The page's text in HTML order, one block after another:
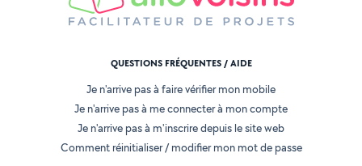
QUESTIONS FRÉQUENTES / AIDE
Je n'arrive pas à faire vérifier mon mobile
Je n'arrive pas à me connecter à mon compte
Je n'arrive pas à m'inscrire depuis le site web
Comment réinitialiser / modifier mon mot de passe